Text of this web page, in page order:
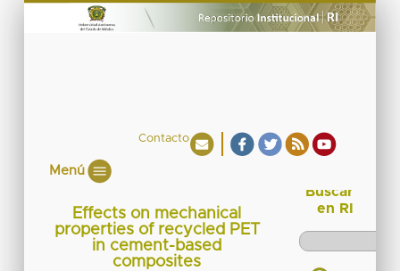
Contacto
Menú
Effects on mechanical
properties of recycled PET
in cement-based
composites
Buscar
en RI